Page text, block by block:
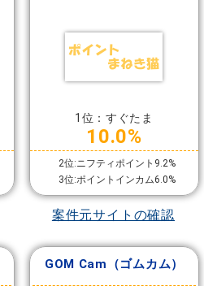
1位：すぐたま
10.0%
2位:ニフティポイント9.2%
3位:ポイントインカム6.0%
案件元サイトの確認
GOM Cam（ゴムカム）